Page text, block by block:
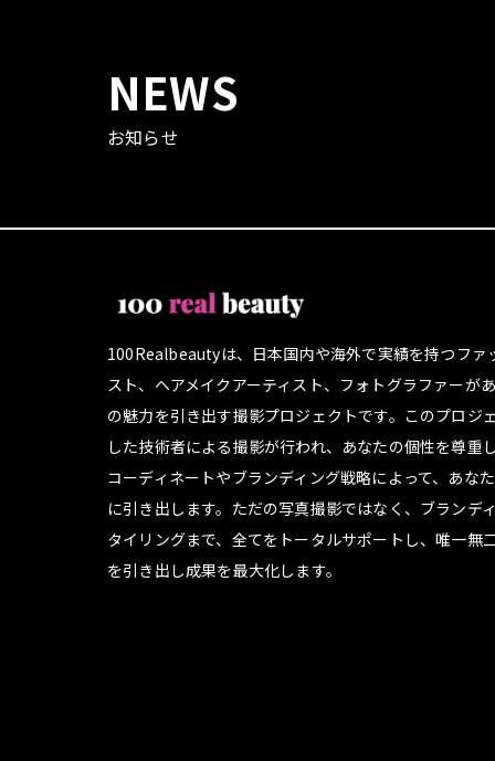
NEWS
お知らせ
100Realbeautyは、日本国内や海外で実績を持つファ
スト、ヘアメイクアーティスト、フォトグラファーが
の魅力を引き出す撮影プロジェクトです。このプロジ
した技術者による撮影が行われ、あなたの個性を尊重
コーディネートやブランディング戦略によって、あな
に引き出します。ただの写真撮影ではなく、ブランデ
タイリングまで、全てをトータルサポートし、唯一無
を引き出し成果を最大化します。